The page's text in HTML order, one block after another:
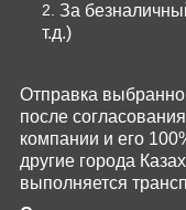
За
т.д.)
Отправка
после
компании и его
другие города
выполняется